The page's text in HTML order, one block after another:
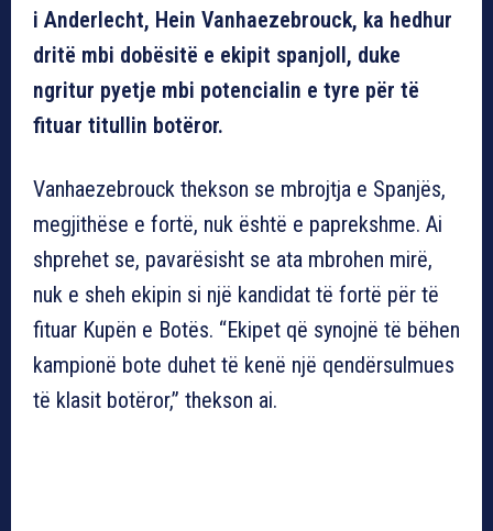
i Anderlecht, Hein Vanhaezebrouck, ka hedhur
dritë mbi dobësitë e ekipit spanjoll, duke
ngritur pyetje mbi potencialin e tyre për të
fituar titullin botëror.
Vanhaezebrouck thekson se mbrojtja e Spanjës,
megjithëse e fortë, nuk është e paprekshme. Ai
shprehet se, pavarësisht se ata mbrohen mirë,
nuk e sheh ekipin si një kandidat të fortë për të
fituar Kupën e Botës. “Ekipet që synojnë të bëhen
kampionë bote duhet të kenë një qendërsulmues
të klasit botëror,” thekson ai.